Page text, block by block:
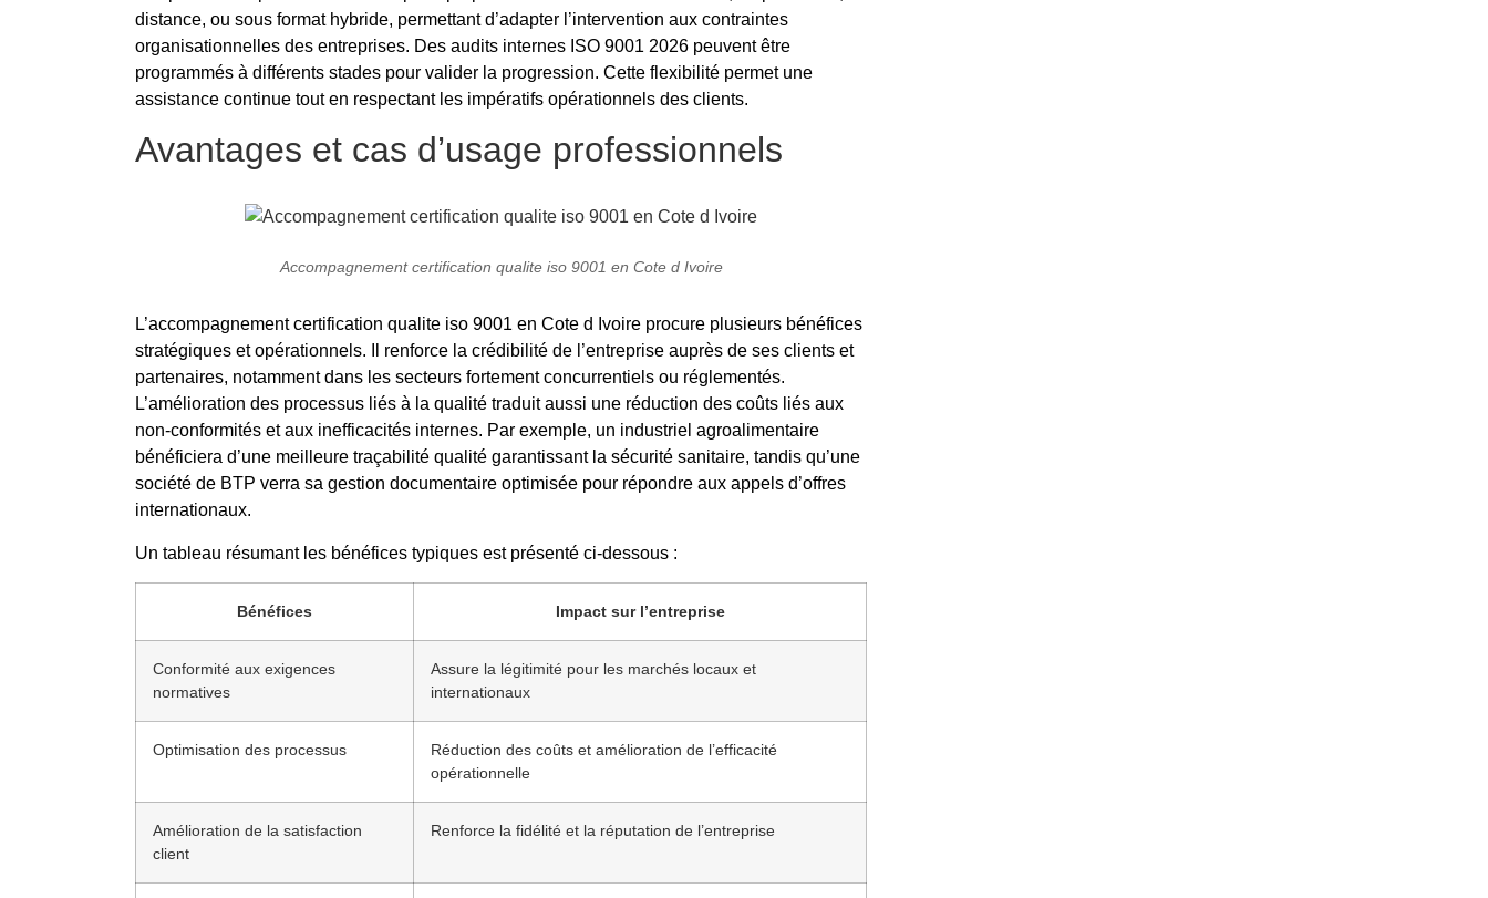
distance, ou sous format hybride, permettant d’adapter l’intervention aux contraintes
organisationnelles des entreprises. Des audits internes ISO 9001 2026 peuvent être
programmés à différents stades pour valider la progression. Cette flexibilité permet une
assistance continue tout en respectant les impératifs opérationnels des clients.
Avantages et cas d’usage professionnels
Accompagnement certification qualite iso 9001 en Cote d Ivoire
L’accompagnement certification qualite iso 9001 en Cote d Ivoire procure plusieurs bénéfices
stratégiques et opérationnels. Il renforce la crédibilité de l’entreprise auprès de ses clients et
partenaires, notamment dans les secteurs fortement concurrentiels ou réglementés.
L’amélioration des processus liés à la qualité traduit aussi une réduction des coûts liés aux
non-conformités et aux inefficacités internes. Par exemple, un industriel agroalimentaire
bénéficiera d’une meilleure traçabilité qualité garantissant la sécurité sanitaire, tandis qu’une
société de BTP verra sa gestion documentaire optimisée pour répondre aux appels d’offres
internationaux.
Un tableau résumant les bénéfices typiques est présenté ci-dessous :
Bénéfices Impact sur l’entreprise
Conformité aux exigences
normatives
Assure la légitimité pour les marchés locaux et
internationaux
Optimisation des processus
Réduction des coûts et amélioration de l’efficacité
opérationnelle
Amélioration de la satisfaction
client
Renforce la fidélité et la réputation de l’entreprise